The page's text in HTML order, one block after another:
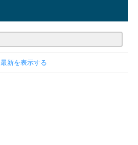
最新を表示する